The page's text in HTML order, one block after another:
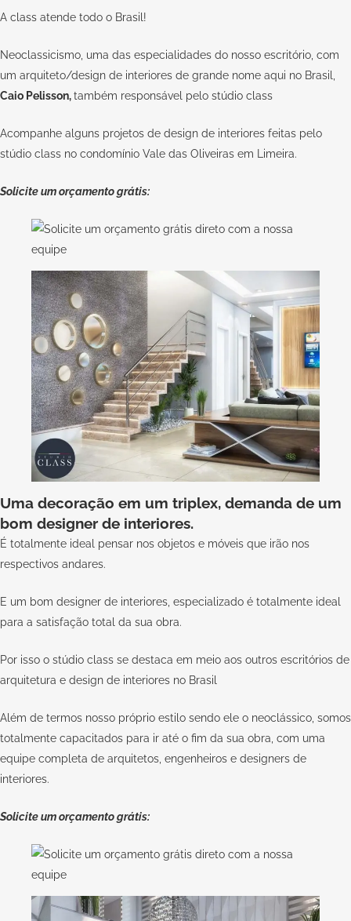
A class atende todo o Brasil!
Neoclassicismo, uma das especialidades do nosso escritório, com
um arquiteto/design de interiores de grande nome aqui no Brasil,
Caio Pelisson,também responsável pelo stúdio class
Acompanhe alguns projetos de design de interiores feitas pelo
stúdio class no condomínio Vale das Oliveiras em Limeira.
Solicite um orçamento grátis:
Uma decoração em um triplex, demanda de um
bom designer de interiores.
É totalmente ideal pensar nos objetos e móveis que irão nos
respectivos andares.
E um bom designer de interiores, especializado é totalmente ideal
para a satisfação total da sua obra.
Por isso o stúdio class se destaca em meio aos outros escritórios de
arquitetura e design de interiores no Brasil
Além de termos nosso próprio estilo sendo ele o neoclássico, somos
totalmente capacitados para ir até o fim da sua obra, com uma
equipe completa de arquitetos, engenheiros e designers de
interiores.
Solicite um orçamento grátis: